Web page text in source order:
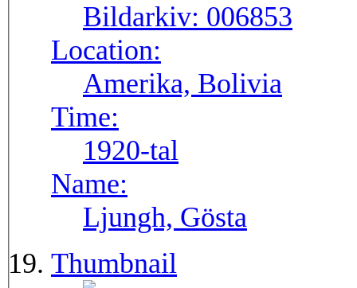
Bildarkiv: 006853
Location:
Amerika, Bolivia
Time:
1920-tal
Name:
Ljungh, Gösta
Thumbnail